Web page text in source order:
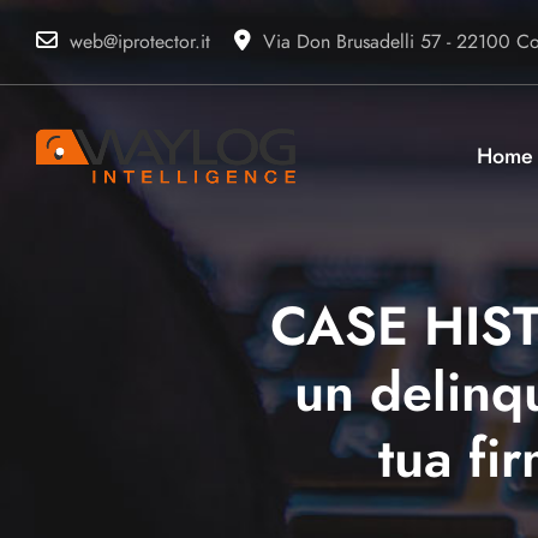
web@iprotector.it Via Don Brusadelli 57 - 22100
Home
CASE
un
tua